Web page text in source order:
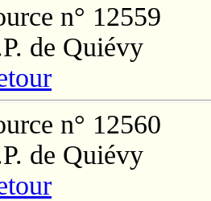
n° 12559
de Quiévy
n° 12560
de Quiévy